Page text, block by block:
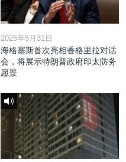
2025年5月31日
海格塞斯首次亮相香格里拉对话
会，将展示特朗普政府印太防务
愿景